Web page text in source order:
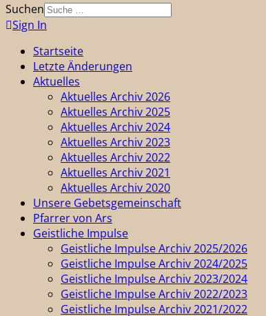
Suchen
Sign In
Startseite
Letzte Änderungen
Aktuelles
Aktuelles Archiv 2026
Aktuelles Archiv 2025
Aktuelles Archiv 2024
Aktuelles Archiv 2023
Aktuelles Archiv 2022
Aktuelles Archiv 2021
Aktuelles Archiv 2020
Unsere Gebetsgemeinschaft
Pfarrer von Ars
Geistliche Impulse
Geistliche Impulse Archiv 2025/2026
Geistliche Impulse Archiv 2024/2025
Geistliche Impulse Archiv 2023/2024
Geistliche Impulse Archiv 2022/2023
Geistliche Impulse Archiv 2021/2022